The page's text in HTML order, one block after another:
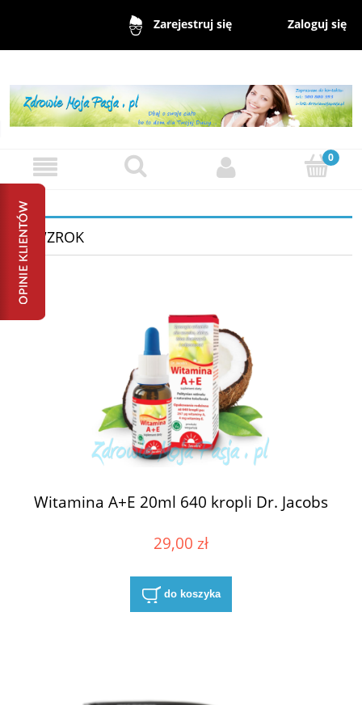
Zarejestruj się Zaloguj się
~ WZROK
Witamina A+E 20ml 640 kropli Dr. Jacobs
29,00 zł
do koszyka